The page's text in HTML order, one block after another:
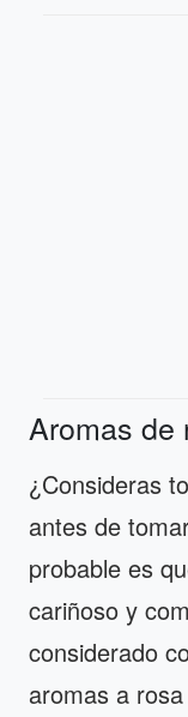
Aromas de
¿Consideras
antes de
probable es
cariñoso y
considerado
aromas a